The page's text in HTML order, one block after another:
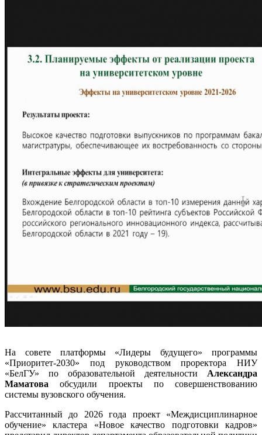
На совете платформы «Лидеры будущего» программы
«Приоритет-2030» под руководством проректора НИУ
«БелГУ» по образовательной деятельности Александра
Маматоваобсудили проекты по совершенствованию
системы вузовского обучения.
Рассчитанный до 2026 года проект «Междисциплинарное
обучение» кластера «Новое качество подготовки кадров»